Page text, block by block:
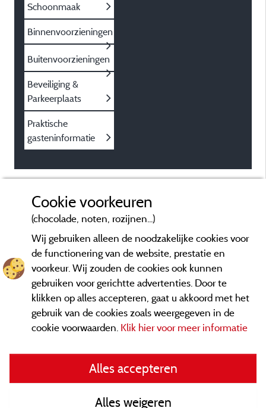
Schoonmaak
Binnenvoorzieningen
Buitenvoorzieningen
Beveiliging &
Parkeerplaats
Praktische
gasteninformatie
General terms of use
Contact gegevens
Cookie voorkeuren
(chocolade, noten, rozijnen...)
Wij gebruiken alleen de noodzakelijke cookies voor
de functionering van de website, prestatie en
voorkeur. Wij zouden de cookies ook kunnen
gebruiken voor gerichtte advertenties. Door te
klikken op alles accepteren, gaat u akkoord met het
gebruik van de cookies zoals weergegeven in de
cookie voorwaarden. Klik hier voor meer informatie
Alles accepteren
Alles weigeren